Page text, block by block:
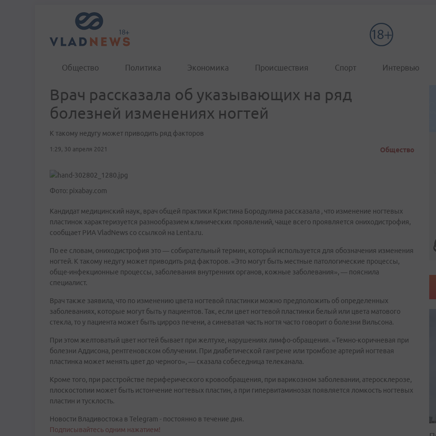
Общество Политика Экономика Происшествия Спорт Интервью
Врач рассказала об указывающих на ряд
болезней изменениях ногтей
К такому недугу может приводить ряд факторов
1:29, 30 апреля 2021 Общество
Фото: pixabay.com
Кандидат медицинский наук, врач общей практики Кристина Бородулина рассказала , что изменение ногтевых
пластинок характеризуется разнообразием клинических проявлений, чаще всего проявляется ониходистрофия,
сообщает РИА VladNews со ссылкой на Lenta.ru.
По ее словам, ониходистрофия это — собирательный термин, который используется для обозначения изменения
ногтей. К такому недугу может приводить ряд факторов. «Это могут быть местные патологические процессы,
обще-инфекционные процессы, заболевания внутренних органов, кожные заболевания», — пояснила
специалист.
Врач также заявила, что по изменению цвета ногтевой пластинки можно предположить об определенных
заболеваниях, которые могут быть у пациентов. Так, если цвет ногтевой пластинки белый или цвета матового
стекла, то у пациента может быть цирроз печени, а синеватая часть ногтя часто говорит о болезни Вильсона.
При этом желтоватый цвет ногтей бывает при желтухе, нарушениях лимфо-обращения. «Темно-коричневая при
болезни Аддисона, рентгеновском облучении. При диабетической гангрене или тромбозе артерий ногтевая
пластинка может менять цвет до черного», — сказала собеседница телеканала.
Кроме того, при расстройстве периферического кровообращения, при варикозном заболевании, атеросклерозе,
плоскостопии может быть истончение ногтевых пластин, а при гипервитаминозах появляется ломкость ногтевых
пластин и тусклость.
Новости Владивостока в Telegram - постоянно в течение дня.
Подписывайтесь одним нажатием!